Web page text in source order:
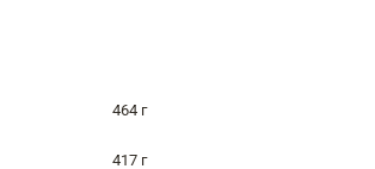
464 г
417 г